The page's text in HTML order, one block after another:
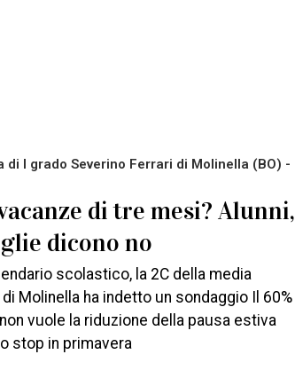
di I grado Severino Ferrari di Molinella (BO) -
di tre mesi? Alunni,
dicono no
scolastico, la 2C della media
di Molinella ha indetto un sondaggio Il 60%
vuole la riduzione della pausa estiva
stop in primavera